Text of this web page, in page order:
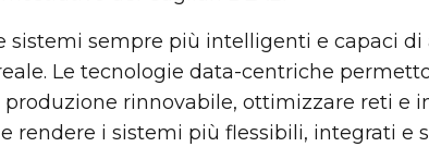
sistemi sempre più intelligenti e capaci di
Le tecnologie data-centriche
rinnovabile, ottimizzare reti e
rendere i sistemi più flessibili, integrati e